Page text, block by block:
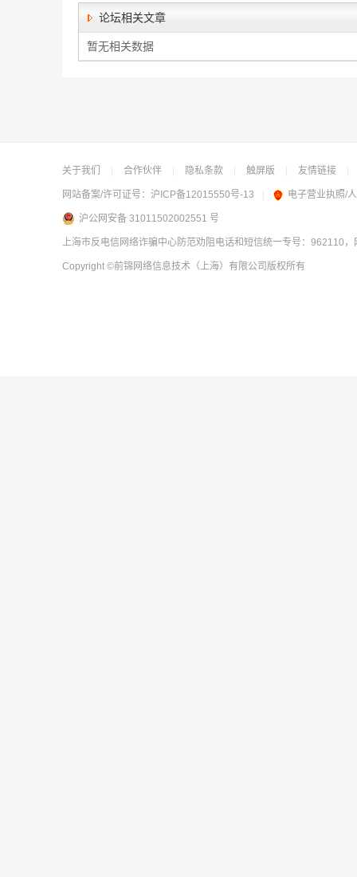
论坛相关文章
暂无相关数据
关于我们 合作伙伴 隐私条款 触屏版 友情链接
网站备案/许可证号： 沪ICP备12015550号-13 电子营业执照/
沪公网安备 31011502002551 号
上海市反电信网络诈骗中心防范劝阻电话和短信统一专号：962110
Copyright ©前锦网络信息技术（上海）有限公司 版权所有